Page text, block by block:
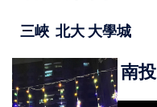
三峽 北大 大學城
南